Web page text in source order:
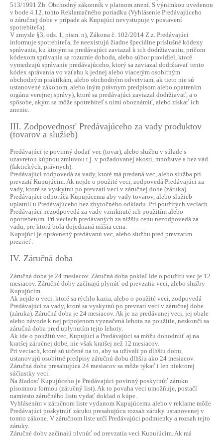
513/1991 Zb. Obchodný zákonník v platnom znení. S výnimkou uvedenou
v bode 4.12. tohto Reklamačného poriadku (Vyhlásenie Predávajúceho
o záručnej dobe v prípade ak Kupujúci nevystupuje v postavení
spotrebiteľa).
V zmysle §3, ods. 1, písm. n), Zákona č. 102/2014 Z.z. Predávajúci
informuje spotrebiteľa, že neexistujú žiadne špeciálne príslušné kódexy
správania, ku ktorým sa predávajúci zaviazal k ich dodržiavaniu, pričom
kódexom správania sa rozumie dohoda, alebo súbor pravidiel, ktoré
vymedzujú správanie predávajúceho, ktorý sa zaviazal dodržiavať tento
kódex správania vo vzťahu k jednej alebo viacerým osobitným
obchodným praktikám, alebo obchodným odvetviam, ak tieto nie sú
ustanovené zákonom, alebo iným právnym predpisom alebo opatrením
orgánu verejnej správy), ktoré sa predávajúci zaviazal dodržiavať, a o
spôsobe, akým sa môže spotrebiteľ s nimi oboznámiť, alebo získať ich
znenie.
III. Zodpovednosť Predávajúceho za vady produktov
(tovarov a služieb)
Predávajúci je povinný dodať vec (tovar), alebo službu v súlade s
uzavretou kúpnou zmluvou t.j. v požadovanej akosti, množstve a bez vád
(faktických, právnych).
Predávajúci zodpovedá za vady, ktoré má predaná vec, alebo služba pri
prevzatí Kupujúcim. Ak nejde o použité veci, zodpovedá Predávajúci za
vady, ktoré sa vyskytnú po prevzatí veci v záručnej dobe (záruka).
Predávajúci odporúča Kupujúcemu aby vady tovarov, alebo služieb
uplatnil u Predávajúceho bez zbytočného odkladu. Pri použitých veciach
Predávajúci nezodpovedá za vady vzniknuté ich použitím alebo
opotrebením. Pri veciach predávaných za nižšiu cenu nezodpovedá za
vadu, pre ktorú bola dojednaná nižšia cena.
Kupujúci je oprávnený predávanú vec, alebo službu pred prevzatím
prezrieť.
IV. Záručná doba
Záručná doba je 24 mesiacov. Záručná doba pokiaľ ide o použitú vec je 12
mesiacov. Záručné doby začínajú plynúť od prevzatia veci, alebo služby
Kupujúcim.
Ak nejde o veci, ktoré sa rýchlo kazia, alebo o použité veci, zodpovedá
Predávajúci za vady, ktoré sa vyskytnú po prevzatí veci v záručnej dobe
(záruka). Záručná doba je 24 mesiacov. Ak je na predávanej veci, jej obale
alebo návode k nej pripojenom vyznačená lehota na použitie, neskončí sa
záručná doba pred uplynutím tejto lehoty.
Ak ide o použitú vec, Kupujúci a Predávajúci sa môžu dohodnúť aj na
kratšej záručnej dobe, nie však kratšej než 12 mesiacov.
Pri veciach, ktoré sú určené na to, aby sa užívali po dlhšiu dobu,
ustanovujú osobitné predpisy záručnú dobu dlhšiu ako 24 mesiacov.
Záručná doba presahujúca 24 mesiacov sa môže týkať i len niektorej
súčiastky veci.
Na žiadosť Kupujúceho je Predávajúci povinný poskytnúť záruku
písomnou formou (záručný list). Ak to povaha veci umožňuje, postačí
namiesto záručného listu vydať doklad o kúpe.
Vyhlásením v záručnom liste vydanom Kupujúcemu alebo v reklame môže
Predávajúci poskytnúť záruku presahujúcu rozsah záruky ustanovenej v
tomto zákone. V záručnom liste určí Predávajúci podmienky a rozsah tejto
záruky.
Záručné doby začínajú plynúť od prevzatia veci Kupujúcim. Ak má